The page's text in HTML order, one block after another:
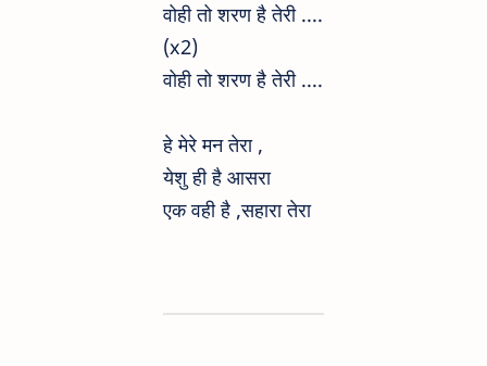
वोही तो शरण है तेरी ....
(x2)
वोही तो शरण है तेरी ....
हे मेरे मन तेरा ,
येशु ही है आसरा
एक वही है ,सहारा तेरा